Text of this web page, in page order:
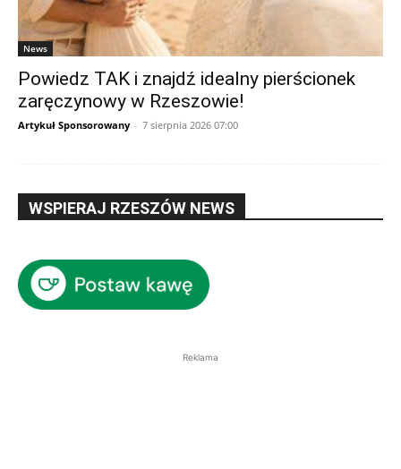
News
Powiedz TAK i znajdź idealny pierścionek
zaręczynowy w Rzeszowie!
Artykuł Sponsorowany - 7 sierpnia 2026 07:00
WSPIERAJ RZESZÓW NEWS
Reklama